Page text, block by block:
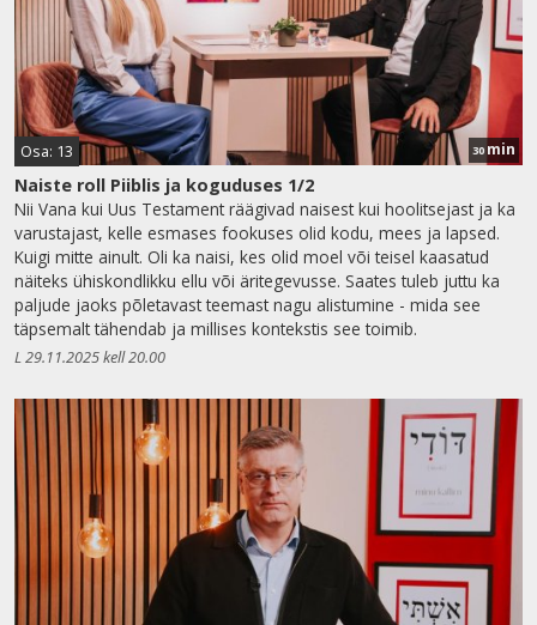
Osa: 13 30 min
Naiste roll Piiblis ja koguduses 1/2
Nii Vana kui Uus Testament räägivad naisest kui hoolitsejast ja ka
varustajast, kelle esmases fookuses olid kodu, mees ja lapsed.
Kuigi mitte ainult. Oli ka naisi, kes olid moel või teisel kaasatud
näiteks ühiskondlikku ellu või äritegevusse. Saates tuleb juttu ka
paljude jaoks põletavast teemast nagu alistumine - mida see
täpsemalt tähendab ja millises kontekstis see toimib.
L 29.11.2025 kell 20.00